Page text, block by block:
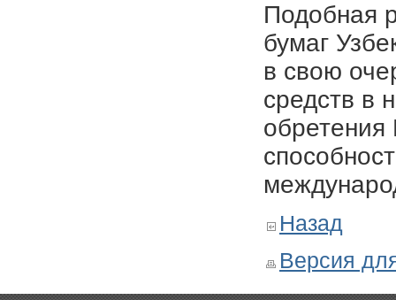
Подобная
бумаг
в свою
средств в
Назад
Версия